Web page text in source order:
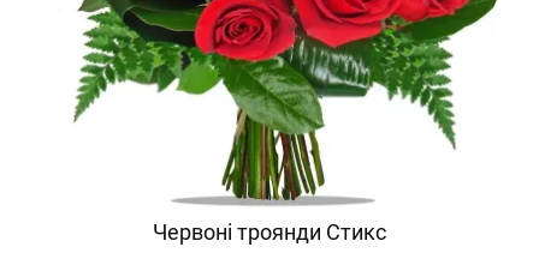
Червоні троянди Стикс